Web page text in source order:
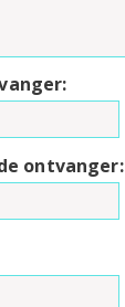
ontvanger: